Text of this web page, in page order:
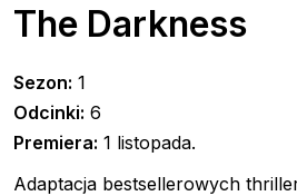
The Darkness
Sezon: 1
Odcinki: 6
Premiera: 1 listopada.
Adaptacja bestsellerowych